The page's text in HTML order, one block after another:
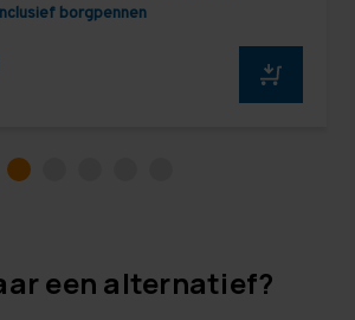
borgpennen
een alternatief?